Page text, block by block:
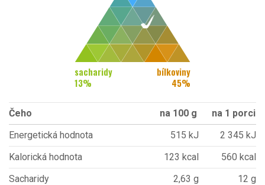
sacharidy
13%
bílkoviny
45%
Čeho na 100 g
na 1 porci
Energetická hodnota
515 kJ
2 345 kJ
Kalorická hodnota
123 kcal
560 kcal
Sacharidy
2,63 g
12 g